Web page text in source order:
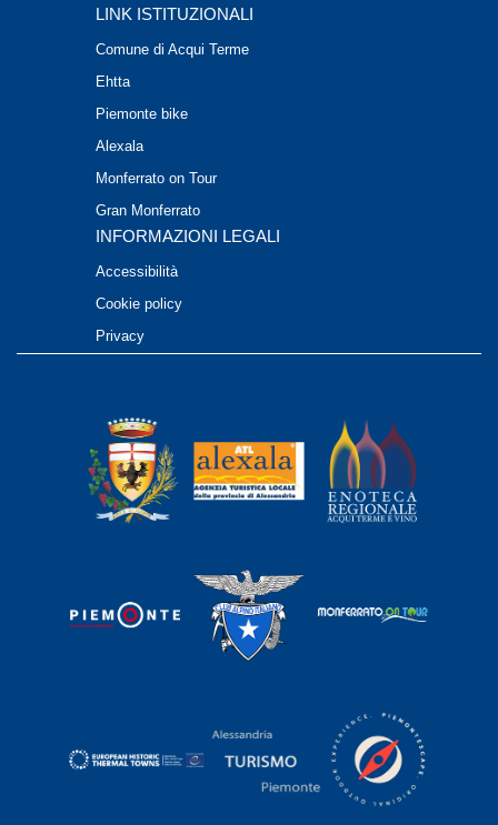
LINK ISTITUZIONALI
Comune di Acqui Terme
Ehtta
Piemonte bike
Alexala
Monferrato on Tour
Gran Monferrato
INFORMAZIONI LEGALI
Accessibilità
Cookie policy
Privacy